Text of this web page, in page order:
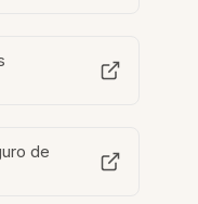
de